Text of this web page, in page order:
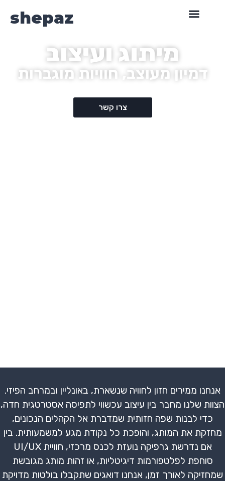
shepaz
מיתוג ועיצוב
דמיון מעוצב, חוויות מוגברות
צרו קשר
אנחנו ממירים חזון לחוויה שנשארת, באונליין ובמרחב הפיזי.
הצוות שלנו מחבר בין עיצוב עכשווי לתפיסה אסטרטגית חדה,
כדי לבנות שפה חזותית שמדברת אל הקהלים הנכונים,
מחזקת את המותג, והופכת כל נקודת מגע למשמעותית. בין
אם נדרשת גרפיקה נועזת לכנס מרכזי, חוויית UI/UX
סוחפת לפלטפורמות דיגיטליות, או זהות מותג מגובשת
שמחזיקה לאורך זמן, אנחנו דואגים שתקבלו בולטות מדויקת